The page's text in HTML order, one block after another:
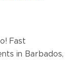
Fast
in Barbados,